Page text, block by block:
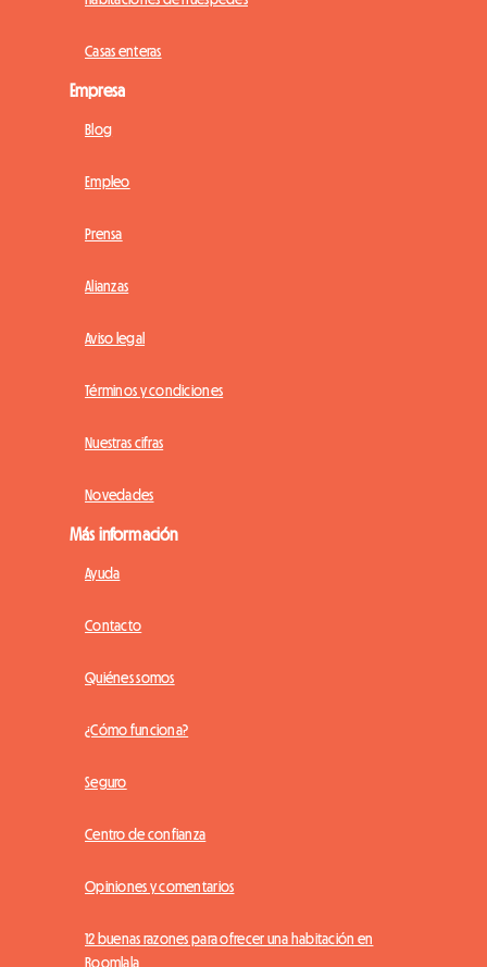
Casas enteras
Empresa
Blog
Empleo
Prensa
Alianzas
Aviso legal
Términos y condiciones
Nuestras cifras
Novedades
Más información
Ayuda
Contacto
Quiénes somos
¿Cómo funciona?
Seguro
Centro de confianza
Opiniones y comentarios
12 buenas razones para ofrecer una habitación en
Roomlala